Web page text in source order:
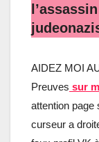
AIDEZ MOI
Preuves sur
attention
curseur a